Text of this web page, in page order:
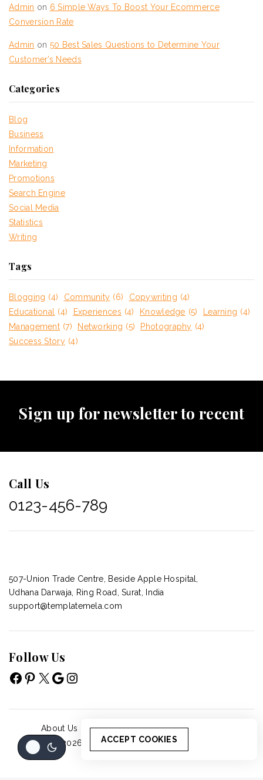
Admin on 6 Simple Ways To Boost Your Ecommerce
Conversion Rate
Admin on 50 Best Sales Questions to Determine Your
Customer’s Needs
Categories
Blog
Business
Information
Marketing
Promotions
Search Engine
Social Media
Statistics
Writing
Tags
Blogging (4) Community (6) Copywriting (4)
Educational
(4) Experiences (4) Knowledge (5) Learning (4)
Management (7) Networking (5) Photography (4)
Success Story (4)
Sign up for newsletter to recent
Call Us
0123-456-789
507-Union Trade Centre, Beside Apple Hospital,
Udhana Darwaja, Ring Road, Surat, India
support@templatemela.com
Follow Us
About Us Accordion Blog Cart
© 2026 - WordPress Theme by
ACCEPT COOKIES